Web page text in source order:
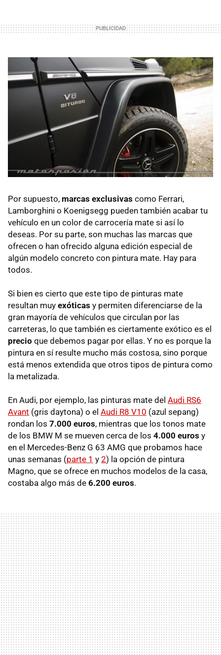
Por supuesto, marcas exclusivas como Ferrari,
Lamborghini o Koenigsegg pueden también acabar tu
vehículo en un color de carrocería mate si así lo
deseas. Por su parte, son muchas las marcas que
ofrecen o han ofrecido alguna edición especial de
algún modelo concreto con pintura mate. Hay para
todos.
Si bien es cierto que este tipo de pinturas mate
resultan muy exóticas y permiten diferenciarse de la
gran mayoría de vehículos que circulan por las
carreteras, lo que también es ciertamente exótico es el
precio que debemos pagar por ellas. Y no es porque la
pintura en sí resulte mucho más costosa, sino porque
está menos extendida que otros tipos de pintura como
la metalizada.
En Audi, por ejemplo, las pinturas mate del Audi RS6
Avant (gris daytona) o el Audi R8 V10 (azul sepang)
rondan los 7.000 euros, mientras que los tonos mate
de los BMW M se mueven cerca de los 4.000 euros y
en el Mercedes-Benz G 63 AMG que probamos hace
unas semanas (parte 1 y 2) la opción de pintura
Magno, que se ofrece en muchos modelos de la casa,
costaba algo más de 6.200 euros.